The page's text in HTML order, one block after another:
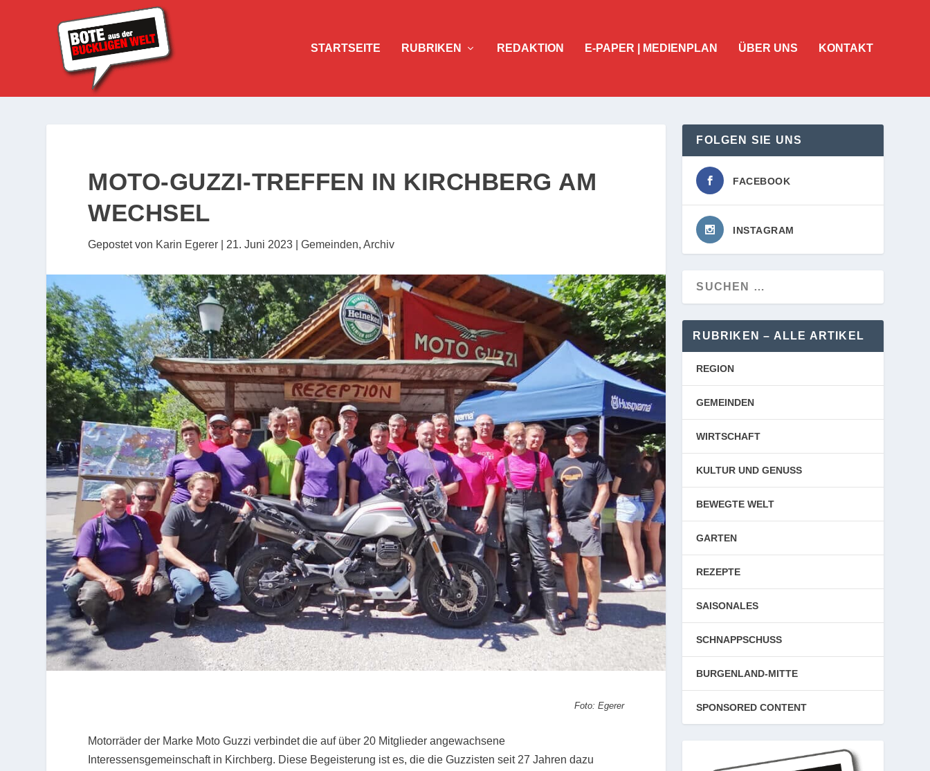
STARTSEITE RUBRIKEN REDAKTION E-PAPER | MEDIENPLAN ÜBER UNS KONTAKT
MOTO-GUZZI-TREFFEN IN KIRCHBERG AM
WECHSEL
Gepostet von Karin Egerer 21. Juni 2023 |Gemeinden,Archiv
Foto: Egerer
Motorräder der Marke Moto Guzzi verbindet die auf über 20 Mitglieder angewachsene
Interessensgemeinschaft in Kirchberg. Diese Begeisterung ist es, die die Guzzisten seit 27 Jahren dazu
FOLGEN SIE UNS
FACEBOOK
INSTAGRAM
RUBRIKEN – ALLE ARTIKEL
REGION
GEMEINDEN
WIRTSCHAFT
KULTUR UND GENUSS
BEWEGTE WELT
GARTEN
REZEPTE
SAISONALES
SCHNAPPSCHUSS
BURGENLAND-MITTE
SPONSORED CONTENT